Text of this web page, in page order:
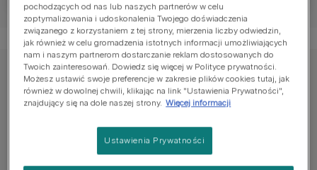
Poznaj porady zdrowotne
Wszystkie artykuły dotyczące zdrowia
pochodzących od nas lub naszych partnerów w celu
zoptymalizowania i udoskonalenia Twojego doświadczenia
związanego z korzystaniem z tej strony, mierzenia liczby odwiedzin,
jak również w celu gromadzenia istotnych informacji umożliwiających
nam i naszym partnerom dostarczanie reklam dostosowanych do
Twoich zainteresowań. Dowiedz się więcej w Polityce prywatności.
Możesz ustawić swoje preferencje w zakresie plików cookies tutaj, jak
również w dowolnej chwili, klikając na link "Ustawienia Prywatności",
znajdujący się na dole naszej strony. Więcej informacji
Ustawienia Prywatności